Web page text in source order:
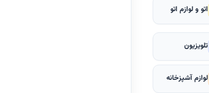
اتو و لوازم اتو
تلویزیون
لوازم آشپزخانه